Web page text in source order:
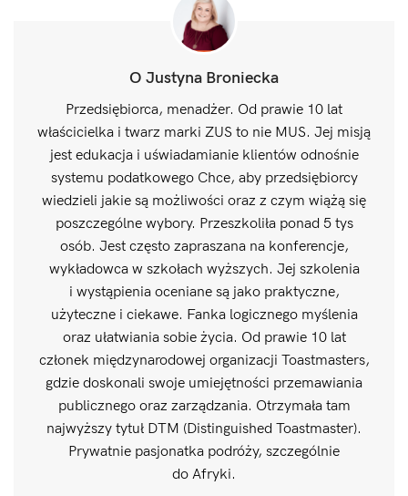
O Justyna Broniecka
Przedsiębiorca, menadżer. Od prawie 10 lat
właścicielka i twarz marki ZUS to nie MUS. Jej misją
jest edukacja i uświadamianie klientów odnośnie
systemu podatkowego Chce, aby przedsiębiorcy
wiedzieli jakie są możliwości oraz z czym wiążą się
poszczególne wybory. Przeszkoliła ponad 5 tys
osób. Jest często zapraszana na konferencje,
wykładowca w szkołach wyższych. Jej szkolenia
i wystąpienia oceniane są jako praktyczne,
użyteczne i ciekawe. Fanka logicznego myślenia
oraz ułatwiania sobie życia. Od prawie 10 lat
członek międzynarodowej organizacji Toastmasters,
gdzie doskonali swoje umiejętności przemawiania
publicznego oraz zarządzania. Otrzymała tam
najwyższy tytuł DTM (Distinguished Toastmaster).
Prywatnie pasjonatka podróży, szczególnie
do Afryki.